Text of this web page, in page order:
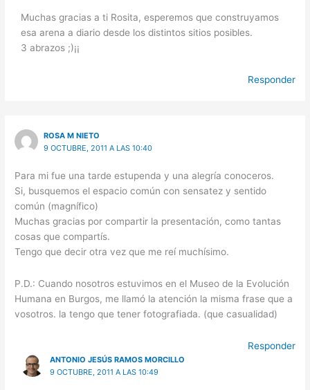
Muchas gracias a ti Rosita, esperemos que construyamos
esa arena a diario desde los distintos sitios posibles.
3 abrazos ;)¡¡
Responder
ROSA M NIETO
9 OCTUBRE, 2011 A LAS 10:40
Para mi fue una tarde estupenda y una alegría conoceros.
Si, busquemos el espacio común con sensatez y sentido
común (magnífico)
Muchas gracias por compartir la presentación, como tantas
cosas que compartís.
Tengo que decir otra vez que me reí muchísimo.
P.D.: Cuando nosotros estuvimos en el Museo de la Evolución
Humana en Burgos, me llamó la atención la misma frase que a
vosotros. la tengo que tener fotografiada. (que casualidad)
Responder
ANTONIO JESÚS RAMOS MORCILLO
9 OCTUBRE, 2011 A LAS 10:49